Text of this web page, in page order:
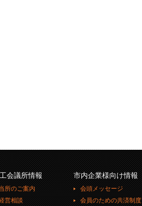
会議所情報
所のご案内
営相談
市内企業様向け情報
会頭メッセージ
会員のための共済制度